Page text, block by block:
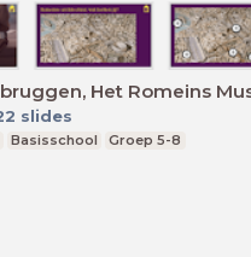
Het Romeins
slides
Basisschool Groep 5-8